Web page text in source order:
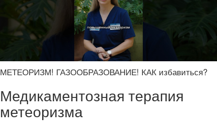
МЕТЕОРИЗМ! ГАЗООБРАЗОВАНИЕ! КАК избавиться?
Медикаментозная терапия
метеоризма